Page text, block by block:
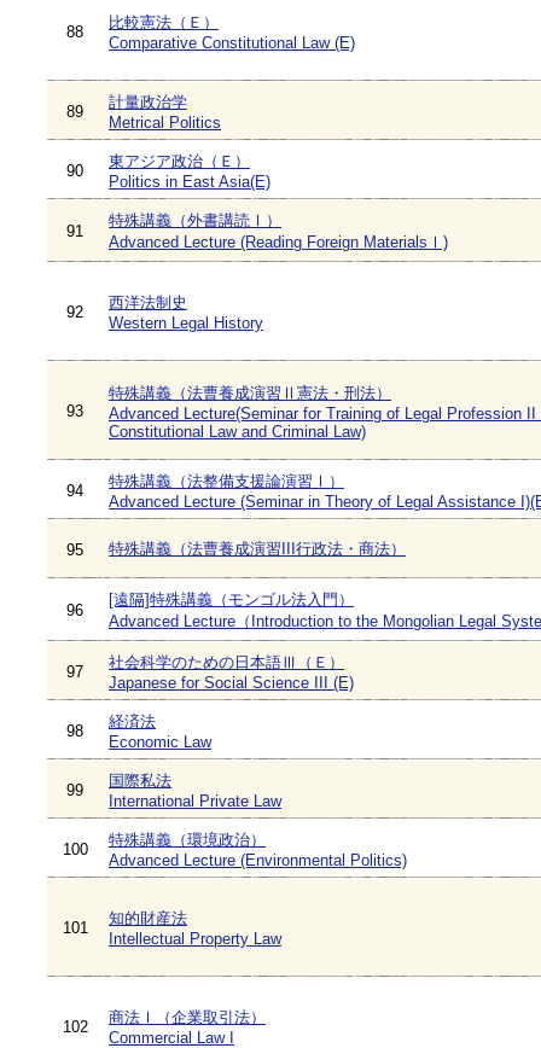
88
比較憲法（Ｅ）
Comparative Constitutional Law (E)
89
計量政治学
Metrical Politics
90
東アジア政治（Ｅ）
Politics in East Asia(E)
91
特殊講義（外書講読Ⅰ）
Advanced Lecture (Reading Foreign MaterialsⅠ)
92
西洋法制史
Western Legal History
93
特殊講義（法曹養成演習Ⅱ憲法・刑法）
Advanced Lecture(Seminar for Training of Legal Profession II
Constitutional Law and Criminal Law)
94
特殊講義（法整備支援論演習Ⅰ）
Advanced Lecture (Seminar in Theory of Legal Assistance
95 特殊講義（法曹養成演習III行政法・商法）
96
[遠隔]特殊講義（モンゴル法入門）
Advanced Lecture（Introduction to the Mongolian Legal
97
社会科学のための日本語Ⅲ（Ｅ）
Japanese for Social Science III (E)
98
経済法
Economic Law
99
国際私法
International Private Law
100
特殊講義（環境政治）
Advanced Lecture (Environmental Politics)
101
知的財産法
Intellectual Property Law
102
商法Ⅰ（企業取引法）
Commercial Law I